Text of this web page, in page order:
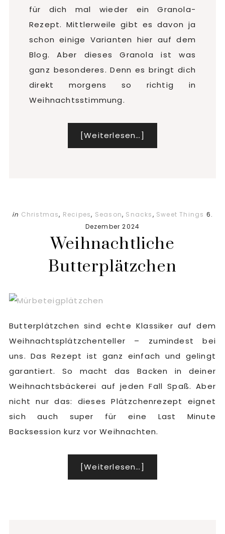
für dich mal wieder ein Granola-
Rezept. Mittlerweile gibt es davon ja
schon einige Varianten hier auf dem
Blog. Aber dieses Granola ist was
ganz besonderes. Denn es bringt dich
direkt morgens so richtig in
Weihnachtsstimmung.
[Weiterlesen…]
zum
Frühstück
in Christmas, Recipes, Season, Snacks, Sweet Things 6.
Dezember 2024
Weihnachtliche
Butterplätzchen
Butterplätzchen sind echte Klassiker auf dem
Weihnachtsplätzchenteller – zumindest bei
uns. Das Rezept ist ganz einfach und gelingt
garantiert. So macht das Backen in deiner
Weihnachtsbäckerei auf jeden Fall Spaß. Aber
nicht nur das: dieses Plätzchenrezept eignet
sich auch super für eine Last Minute
Backsession kurz vor Weihnachten.
[Weiterlesen…]
zum